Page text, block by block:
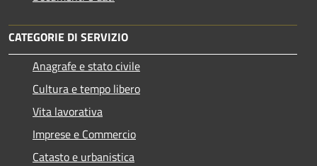
CATEGORIE DI SERVIZIO
Anagrafe e stato civile
Cultura e tempo libero
Vita lavorativa
Imprese e Commercio
Catasto e urbanistica